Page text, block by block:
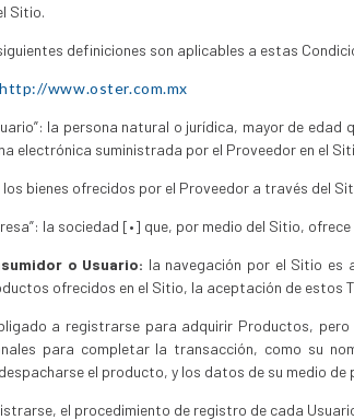
Sitio.
definiciones son aplicables a estas
http://www.oster.com.mx
la persona natural o jurídica, mayor de
electrónica suministrada por el Proveedor en el
bienes ofrecidos por el Proveedor a través del
la sociedad [•] que, por medio del Sitio,
o Usuario: la navegación por el Sitio es
ofrecidos en el Sitio, la aceptación de estos
a registrarse para adquirir Productos,
para completar la transacción, como su
el producto, y los datos de su medio de
el procedimiento de registro de cada